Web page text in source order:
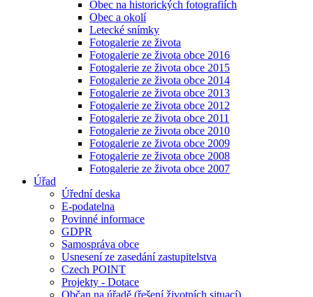
Obec na historických fotografiích
Obec a okolí
Letecké snímky
Fotogalerie ze života
Fotogalerie ze života obce 2016
Fotogalerie ze života obce 2015
Fotogalerie ze života obce 2014
Fotogalerie ze života obce 2013
Fotogalerie ze života obce 2012
Fotogalerie ze života obce 2011
Fotogalerie ze života obce 2010
Fotogalerie ze života obce 2009
Fotogalerie ze života obce 2008
Fotogalerie ze života obce 2007
Úřad
Úřední deska
E-podatelna
Povinné informace
GDPR
Samospráva obce
Usnesení ze zasedání zastupitelstva
Czech POINT
Projekty - Dotace
Občan na úřadě (řešení životních situací)